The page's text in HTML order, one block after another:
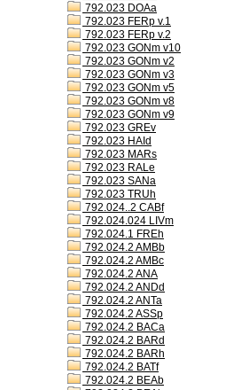
792.023 DOAa
792.023 FERp v.1
792.023 FERp v.2
792.023 GONm v10
792.023 GONm v2
792.023 GONm v3
792.023 GONm v5
792.023 GONm v8
792.023 GONm v9
792.023 GREv
792.023 HAId
792.023 MARs
792.023 RALe
792.023 SANa
792.023 TRUh
792.024..2 CABf
792.024.024 LIVm
792.024.1 FREh
792.024.2 AMBb
792.024.2 AMBc
792.024.2 ANA
792.024.2 ANDd
792.024.2 ANTa
792.024.2 ASSp
792.024.2 BACa
792.024.2 BARd
792.024.2 BARh
792.024.2 BATf
792.024.2 BEAb